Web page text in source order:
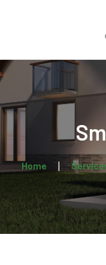
Home